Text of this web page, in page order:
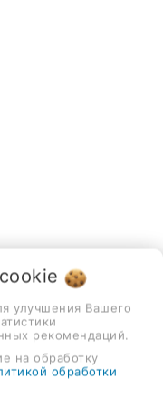
cookie
улучшения Вашего
рекомендаций.
на обработку
обработки